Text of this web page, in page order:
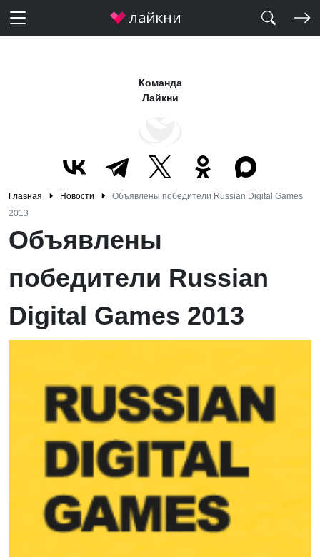
Команда
Лайкни
Главная Новости
Объявлены победители Russian Digital Games
2013
Объявлены
победители Russian
Digital Games 2013